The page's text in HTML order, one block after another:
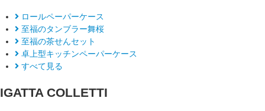
ロールペーパーケース
至福のタンブラー舞桜
至福の茶せんセット
卓上型キッチンペーパーケース
すべて見る
IGATTA COLLETTI